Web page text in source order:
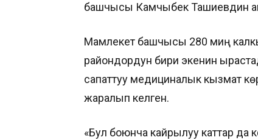
башчысы Камчыбек Ташиевдин
Мамлекет башчысы 280 миң калкы
райондордун бири экенин
сапаттуу медициналык кызмат
жаралып келген.
«Бул боюнча кайрылуу каттар да